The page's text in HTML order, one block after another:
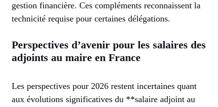
gestion financière. Ces compléments reconnaissent la
technicité requise pour certaines délégations.
Perspectives d’avenir pour les salaires des
adjoints au maire en France
Les perspectives pour 2026 restent incertaines quant
aux évolutions significatives du **salaire adjoint au